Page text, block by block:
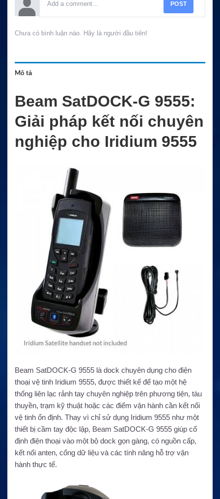
POST
Chưa có bình luận nào. Hãy là người đầu tiên!
Mô tả
Beam SatDOCK-G 9555:
Giải pháp kết nối chuyên
nghiệp cho Iridium 9555
Beam SatDOCK-G 9555 là dock chuyên dụng cho điện
thoại vệ tinh Iridium 9555, được thiết kế để tạo một hệ
thống liên lạc rảnh tay chuyên nghiệp trên phương tiện, tàu
thuyền, trạm kỹ thuật hoặc các điểm vận hành cần kết nối
vệ tinh ổn định. Thay vì chỉ sử dụng Iridium 9555 như một
thiết bị cầm tay độc lập, Beam SatDOCK-G 9555 giúp cố
định điện thoại vào một bộ dock gọn gàng, có nguồn cấp,
kết nối anten, cổng dữ liệu và các tính năng hỗ trợ vận
hành thực tế.